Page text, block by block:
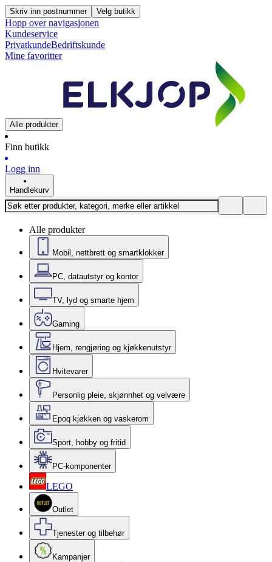
Skriv inn postnummer Velg butikk
Hopp over navigasjonen
Kundeservice
PrivatkundeBedriftskunde
Mine favoritter
Alle produkter
Finn butikk
Logg inn
Handlekurv
Alle produkter
Mobil, nettbrett og smartklokker
PC, datautstyr og kontor
TV, lyd og smarte hjem
Gaming
Hjem, rengjøring og kjøkkenutstyr
Hvitevarer
Personlig pleie, skjønnhet og velvære
Epoq kjøkken og vaskerom
Sport, hobby og fritid
PC-komponenter
LEGO
Outlet
Tjenester og tilbehør
Kampanjer